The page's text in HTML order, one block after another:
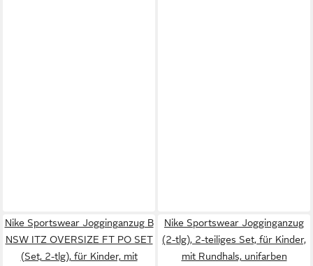
Nike Sportswear Jogginganzug B
NSW ITZ OVERSIZE FT PO SET
(Set, 2-tlg), für Kinder, mit
Nike Sportswear Jogginganzug
(2-tlg), 2-teiliges Set, für Kinder,
mit Rundhals, unifarben